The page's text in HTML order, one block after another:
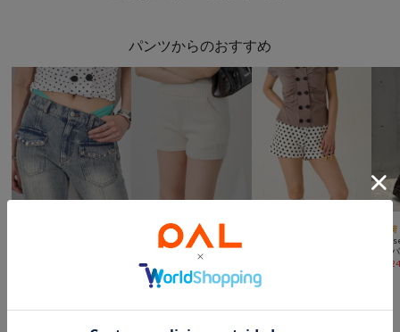
パンツからのおすすめ
NEW 
【セットアップ対応】ノルディック柄ニットショートパンツ
7,260
再入荷
w